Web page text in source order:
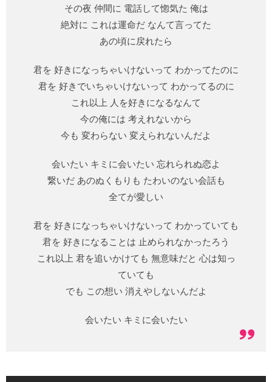
その夜 仲間に 電話して惚気た 俺は
絶対に これは運命だ なんて言ってた
あの頃に戻れたら
君を 好きになっちゃいけないって わかってたのに
君を 好きでいちゃいけないって わかってるのに
これ以上 人を好きになるなんて
今の俺には 考えれないから
今も 変わらない 変えられないんだよ
会いたい キミに会いたい 忘れられぬ恋よ
繋いだ あのぬくもりも たわいのない会話も
全てが愛しい
君を 好きになっちゃいけないって わかっていても
君を 好きになることは 止められなかったろう
これ以上 君を追いかけても 無意味だと 心は知っ
ていても
でも この想い 消えやしないんだよ
会いたい キミに会いたい